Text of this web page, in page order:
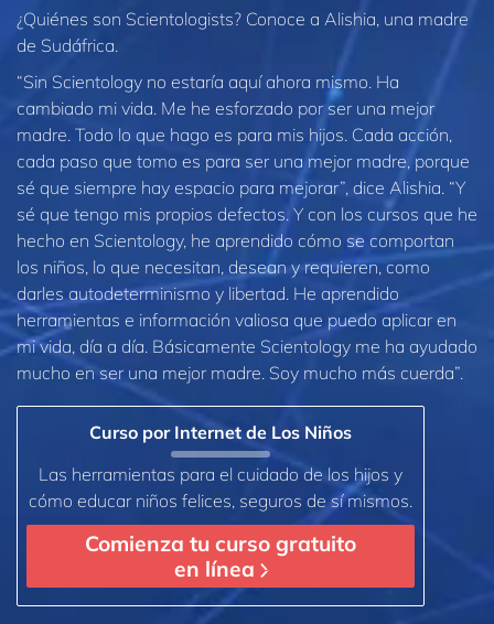
¿Quiénes son Scientologists? Conoce a Alishia, una madre
de Sudáfrica.
“Sin Scientology no estaría aquí ahora mismo. Ha
cambiado mi vida. Me he esforzado por ser una mejor
madre. Todo lo que hago es para mis hijos. Cada acción,
cada paso que tomo es para ser una mejor madre, porque
sé que siempre hay espacio para mejorar”, dice Alishia. “Y
sé que tengo mis propios defectos. Y con los cursos que he
hecho en Scientology, he aprendido cómo se comportan
los niños, lo que necesitan, desean y requieren, como
darles autodeterminismo y libertad. He aprendido
herramientas e información valiosa que puedo aplicar en
mi vida, día a día. Básicamente Scientology me ha ayudado
mucho en ser una mejor madre. Soy mucho más cuerda”.
Curso por Internet de Los Niños
Las herramientas para el cuidado de los hijos y
cómo educar niños felices, seguros de sí mismos.
Comienza tu curso gratuito
en línea